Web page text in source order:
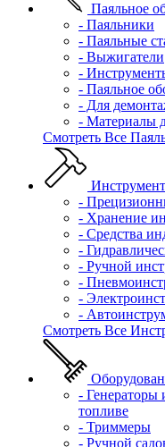
Паяльное
- Паяльники
- Паяльные
- Выжигатели
-
- Паяльное
- Для
- Материалы
Смотреть Все
-
- Хранение
- Средства
-
- Ручной
-
-
-
Смотреть Все
- Генераторы
топливе
- Триммеры
- Ручной